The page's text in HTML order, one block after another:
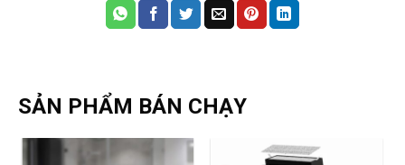
SẢN PHẨM BÁN CHẠY